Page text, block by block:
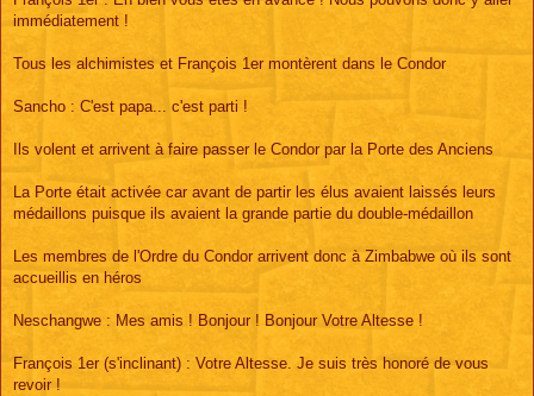
immédiatement !
Tous les alchimistes et François 1er montèrent dans le Condor
Sancho : C'est papa... c'est parti !
Ils volent et arrivent à faire passer le Condor par la Porte des Anciens
La Porte était activée car avant de partir les élus avaient laissés leurs
médaillons puisque ils avaient la grande partie du double-médaillon
Les membres de l'Ordre du Condor arrivent donc à Zimbabwe où ils sont
accueillis en héros
Neschangwe : Mes amis ! Bonjour ! Bonjour Votre Altesse !
François 1er (s'inclinant) : Votre Altesse. Je suis très honoré de vous
revoir !